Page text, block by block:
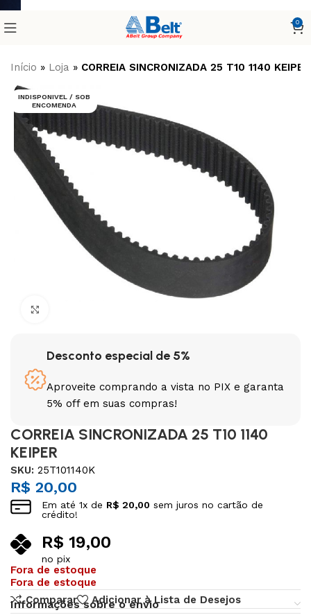
0
Início » Loja » CORREIA SINCRONIZADA 25 T10 1140 KEIPER
INDISPONIVEL / SOB
ENCOMENDA
Desconto especial de 5%
Aproveite comprando a vista no PIX e garanta
5% off em suas compras!
CORREIA SINCRONIZADA 25 T10 1140
KEIPER
SKU:25T101140K
R$ 20,00
Em até1x de R$ 20,00 sem juros no cartão de
crédito!
R$ 19,00
no pix
Fora de estoque
Fora de estoque
Comparar
Adicionar à Lista de Desejos
Informações sobre o envio